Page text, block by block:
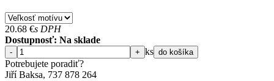
20.68 €s DPH
Dostupnosť: Na sklade
- + ks do košíka
Potrebujete poradiť?
Jiří Baksa, 737 878 ​​264